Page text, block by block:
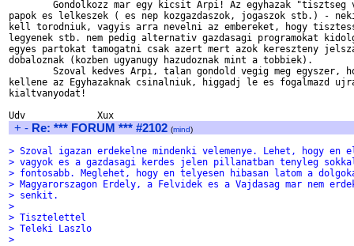
papok es lelkeszek ( es nep kozgazdaszok, jogaszok stb.) -
kell torodniuk, vagyis arra nevelni az embereket, hogy
legyenek stb. nem pedig alternativ gazdasagi programokat
egyes partokat tamogatni csak azert mert azok kereszteny
dobaloznak (kozben ugyanugy hazudoznak mint a tobbiek).
kellene az Egyhazaknak csinalniuk, higgadj le es fogalmazd
kialtvanyodat!
+ - Re: *** FORUM *** #2102 (mind)
> Szoval igazan erdekelne mindenki velemenye. Lehet, hogy en
> vagyok es a gazdasagi kerdes jelen pillanatban tenyleg
> fontosabb. Meglehet, hogy en telyesen hibasan latom a
> Magyarorszagon Erdely, a Felvidek es a Vajdasag mar nem
> senkit.
>
> Tisztelettel
> Teleki Laszlo
>